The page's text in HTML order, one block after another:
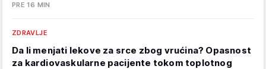
PRE 16 MIN
ZDRAVLJE
Da li menjati lekove za srce zbog vrućina? Opasnost
za kardiovaskularne pacijente tokom toplotnog